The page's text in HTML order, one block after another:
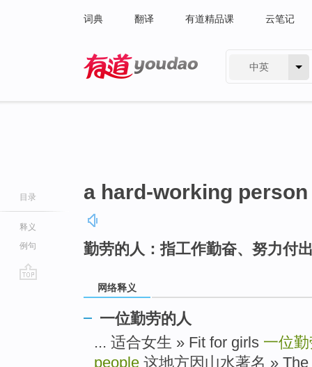
词典 翻译 有道精品课 云笔记
中英
目录
释义
例句
a hard-working person
勤劳的人：指工作勤奋、努力付
网络释义
一位勤劳的人
... 适合女生 » Fit for girls 一位
people 这地方因山水著名 »